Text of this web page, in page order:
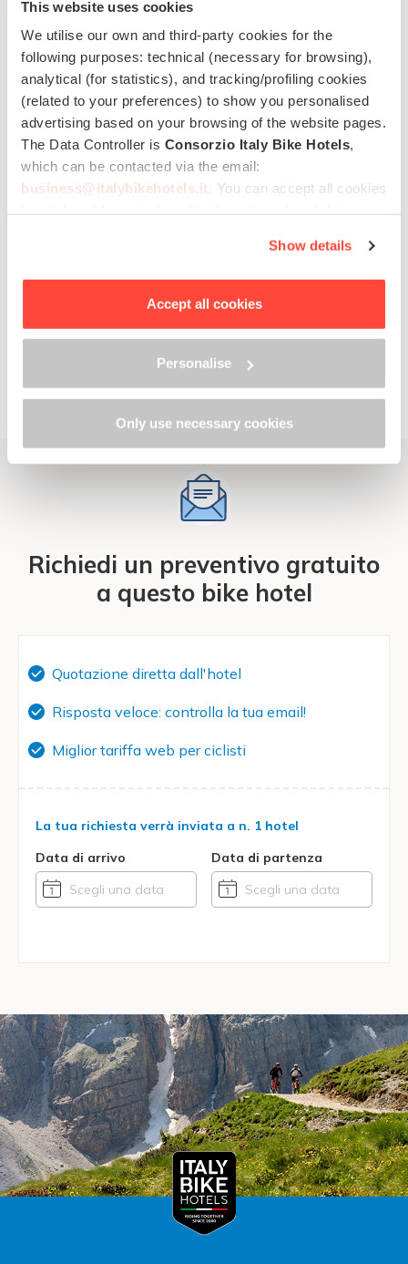
This website uses cookies
We utilise our own and third-party cookies for the
following purposes: technical (necessary for browsing),
analytical (for statistics), and tracking/profiling cookies
(related to your preferences) to show you personalised
advertising based on your browsing of the website pages.
The Data Controller is Consorzio Italy Bike Hotels,
which can be contacted via the email:
business@italybikehotels.it . You can accept all cookies
In order to withdraw the consent provided previously and
to view the complete information on data processing,
Show details
Accept all cookies
Personalise
Only use necessary cookies
Lago d'Iseo Bici da corsa
Pro Tour
Lago d'Iseo Bici da corsa 100 km Difficile
Passo della Presolana
Tour del Lago di Iseo
Lago d'Iseo Cicloturismo & E-Bike 66 Km Facile
Richiedi un preventivo gratuito
a questo bike hotel
Quotazione diretta dall'hotel
Risposta veloce: controlla la tua email!
Miglior tariffa web per ciclisti
La tua richiesta verrà inviata a n. 1 hotel
Data di arrivo
Data di partenza